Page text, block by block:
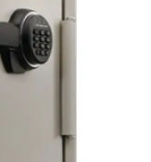
金庫・耐火金庫・防盗金庫